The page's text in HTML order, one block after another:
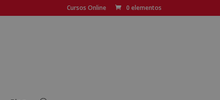
Cursos Online 0 elementos